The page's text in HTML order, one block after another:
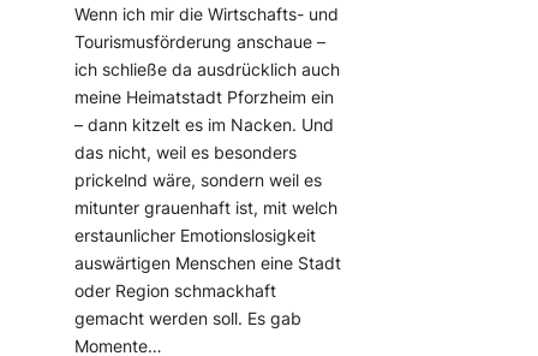
Wenn ich mir die Wirtschafts- und
Tourismusförderung anschaue –
ich schließe da ausdrücklich auch
meine Heimatstadt Pforzheim ein
– dann kitzelt es im Nacken. Und
das nicht, weil es besonders
prickelnd wäre, sondern weil es
mitunter grauenhaft ist, mit welch
erstaunlicher Emotionslosigkeit
auswärtigen Menschen eine Stadt
oder Region schmackhaft
gemacht werden soll. Es gab
Momente…